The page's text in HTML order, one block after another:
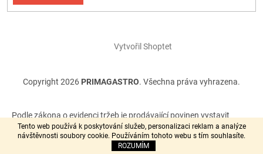
Tento web používá k poskytování služeb, personalizaci reklam a analýze
návštěvnosti soubory cookie. Používáním tohoto webu s tím souhlasíte.
ROZUMÍM
Vytvořil Shoptet
Copyright 2026 PRIMAGASTRO. Všechna práva vyhrazena.
Podle zákona o evidenci tržeb je prodávající povinen vystavit
kupujícímu účtenku. Zároveň je povinen zaevidovat přijatou tržbu
u správce daně online, v případě technického výpadku pak